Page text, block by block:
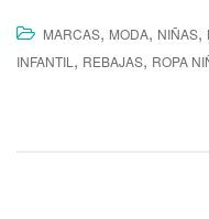
MARCAS, MODA, NIÑAS,
INFANTIL , REBAJAS, ROPA